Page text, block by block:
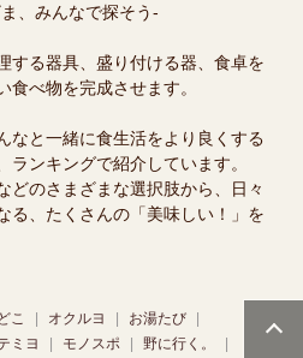
、みんなで探そう-
する器具、盛り付ける器、食卓を
食べ物を完成させます。
なと一緒に食生活をより良くする
ランキングで紹介しています。
どのさまざまな選択肢から、日々
る、たくさんの「美味しい！」を
こ オクルヨ
お湯たび
ミヨ モノスポ 野に行く。